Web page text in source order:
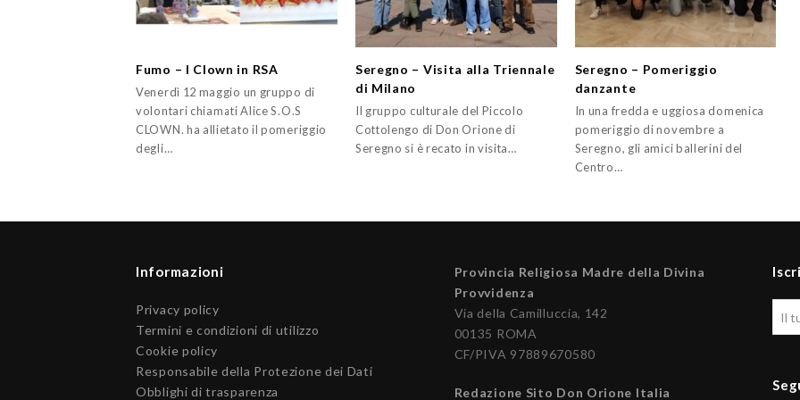
Fumo – I Clown in RSA
Venerdì 12 maggio un gruppo di
volontari chiamati Alice S.O.S
CLOWN. ha allietato il pomeriggio
degli…
Seregno – Visita alla Triennale
di Milano
Il gruppo culturale del Piccolo
Cottolengo di Don Orione di
Seregno si è recato in visita…
Seregno – Pomeriggio
danzante
In una fredda e uggiosa domenica
pomeriggio di novembre a
Seregno, gli amici ballerini del
Centro…
Informazioni
Privacy policy
Termini e condizioni di utilizzo
Cookie policy
Responsabile della Protezione dei Dati
Obblighi di trasparenza
Provincia Religiosa Madre della Divina
Provvidenza
Via della Camilluccia, 142
00135 ROMA
CF/PIVA 97889670580
Redazione Sito Don Orione Italia